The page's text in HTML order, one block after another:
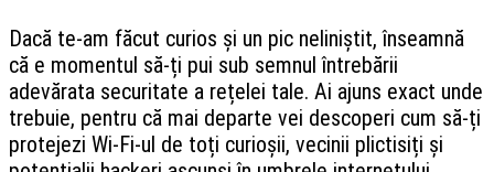
Dacă te-am făcut curios și un pic neliniștit, înseamnă
că e momentul să-ți pui sub semnul întrebării
adevărata securitate a rețelei tale. Ai ajuns exact unde
trebuie, pentru că mai departe vei descoperi cum să-ți
protejezi Wi-Fi-ul de toți curioșii, vecinii plictisiți și